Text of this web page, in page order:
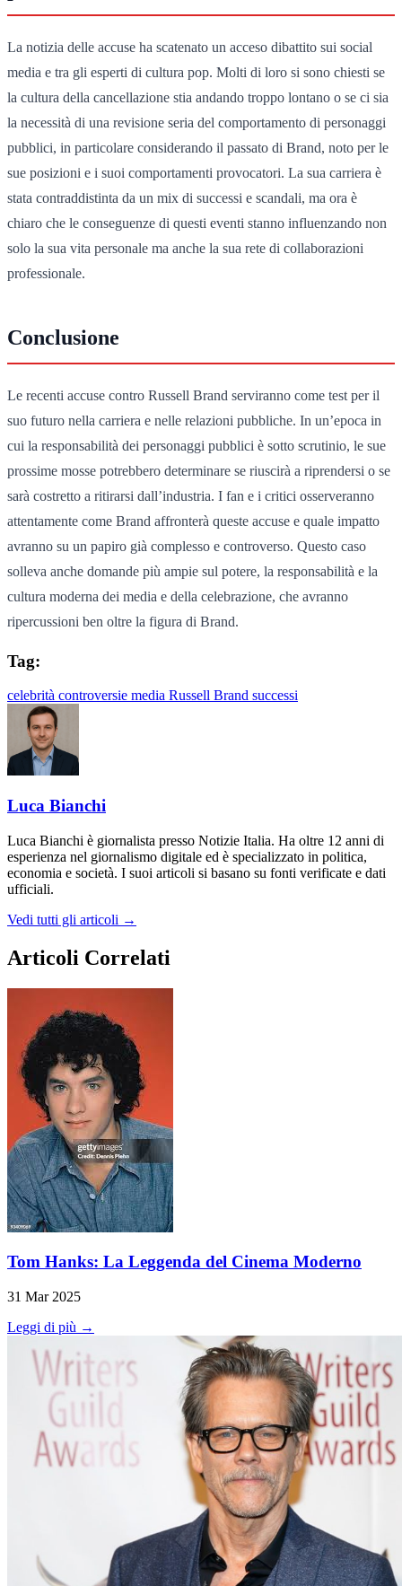
La notizia delle accuse ha scatenato un acceso dibattito sui social
media e tra gli esperti di cultura pop. Molti di loro si sono chiesti se
la cultura della cancellazione stia andando troppo lontano o se ci sia
la necessità di una revisione seria del comportamento di personaggi
pubblici, in particolare considerando il passato di Brand, noto per le
sue posizioni e i suoi comportamenti provocatori. La sua carriera è
stata contraddistinta da un mix di successi e scandali, ma ora è
chiaro che le conseguenze di questi eventi stanno influenzando non
solo la sua vita personale ma anche la sua rete di collaborazioni
professionale.
Conclusione
Le recenti accuse contro Russell Brand serviranno come test per il
suo futuro nella carriera e nelle relazioni pubbliche. In un’epoca in
cui la responsabilità dei personaggi pubblici è sotto scrutinio, le sue
prossime mosse potrebbero determinare se riuscirà a riprendersi o se
sarà costretto a ritirarsi dall’industria. I fan e i critici osserveranno
attentamente come Brand affronterà queste accuse e quale impatto
avranno su un papiro già complesso e controverso. Questo caso
solleva anche domande più ampie sul potere, la responsabilità e la
cultura moderna dei media e della celebrazione, che avranno
ripercussioni ben oltre la figura di Brand.
Tag:
celebrità controversie media Russell Brand successi
Luca Bianchi
Luca Bianchi è giornalista presso Notizie Italia. Ha oltre 12 anni di
esperienza nel giornalismo digitale ed è specializzato in politica,
economia e società. I suoi articoli si basano su fonti verificate e dati
ufficiali.
Vedi tutti gli articoli →
Articoli Correlati
Tom Hanks: La Leggenda del Cinema Moderno
31 Mar 2025
Leggi di più →